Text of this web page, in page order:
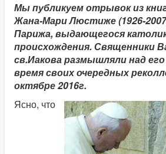
Мы публикуем отрывок из
Жана-Мари Люстиже (1926-
Парижа, выдающегося
происхождения. Священники
св.Иакова размышляли над
время своих очередных
октябре 2016г.
Ясно, что